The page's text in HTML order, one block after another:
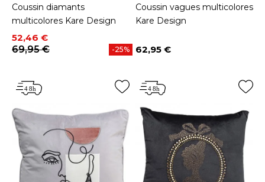
Coussin diamants
multicolores Kare Design
Prix
52,46 €
Prix de base
69,95 €
-25%
Coussin vagues multicolores
Kare Design
Prix
62,95 €